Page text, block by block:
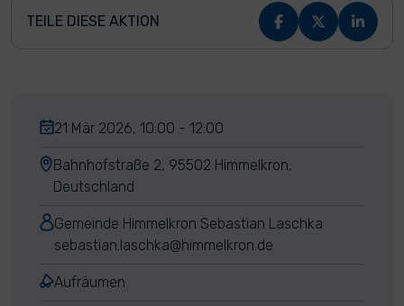
TEILE DIESE AKTION
21 Mär 2026, 10:00 - 12:00
Bahnhofstraße 2, 95502 Himmelkron,
Deutschland
Gemeinde Himmelkron Sebastian Laschka
sebastian.laschka@himmelkron.de
Aufräumen